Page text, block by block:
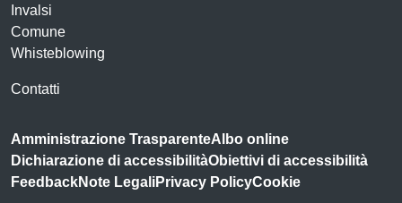
Invalsi
Comune
Whisteblowing
Contatti
Amministrazione TrasparenteAlbo online
Dichiarazione di accessibilitàObiettivi di accessibilità
FeedbackNote LegaliPrivacy PolicyCookie